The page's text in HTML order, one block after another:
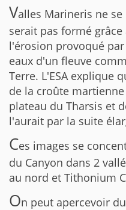
Valles Marineris ne se
serait pas formé grâce
l'érosion provoqué par
eaux d'un fleuve
Terre. L'ESA explique
de la croûte
plateau du Tharsis et
l'aurait par la suite
Ces images se
du Canyon dans 2
au nord et Tithonium
On peut apercevoir